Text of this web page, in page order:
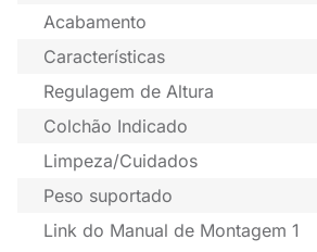
Acabamento
Características
Regulagem de Altura
Colchão Indicado
Limpeza/Cuidados
Peso suportado
Link do Manual de Montagem 1